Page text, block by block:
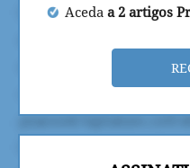
Aceda a 2 artigos